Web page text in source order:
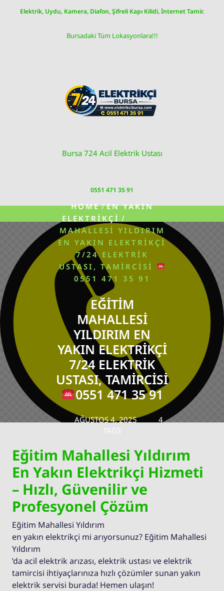
Elektrik, Uydu, Kamera, Diafon, Şifreli Kapı Kilidi, İnternet Tamir.
Bursadaki Tüm Lokasyonlara!!!
Bursa 724 Acil Elektrik Ustası
0551 471 35 91
HOME/EN YAKIN
ELEKTRIKÇI /
MAHALLESI YILDIRIM
EN YAKIN ELEKTRIKÇI
7/24 ELEKTRIK
USTASI, TAMIRCISI
0551 471 35 91
EĞITIM
MAHALLESI
YILDIRIM EN
YAKIN ELEKTRIKÇI
7/24 ELEKTRIK
USTASI, TAMIRCISI
0551 471 35 91
AĞUSTOS 4, 2025
4
TAGS
Eğitim Mahallesi Yıldırım
En Yakın Elektrikçi Hizmeti
– Hızlı, Güvenilir ve
Profesyonel Çözüm
Eğitim Mahallesi Yıldırım
en yakın elektrikçi mi arıyorsunuz? Eğitim Mahallesi
Yıldırım
’da acil elektrik arızası, elektrik ustası ve elektrik
tamircisi ihtiyaçlarınıza hızlı çözümler sunan yakın
elektrik servisi burada! Hemen ulaşın!